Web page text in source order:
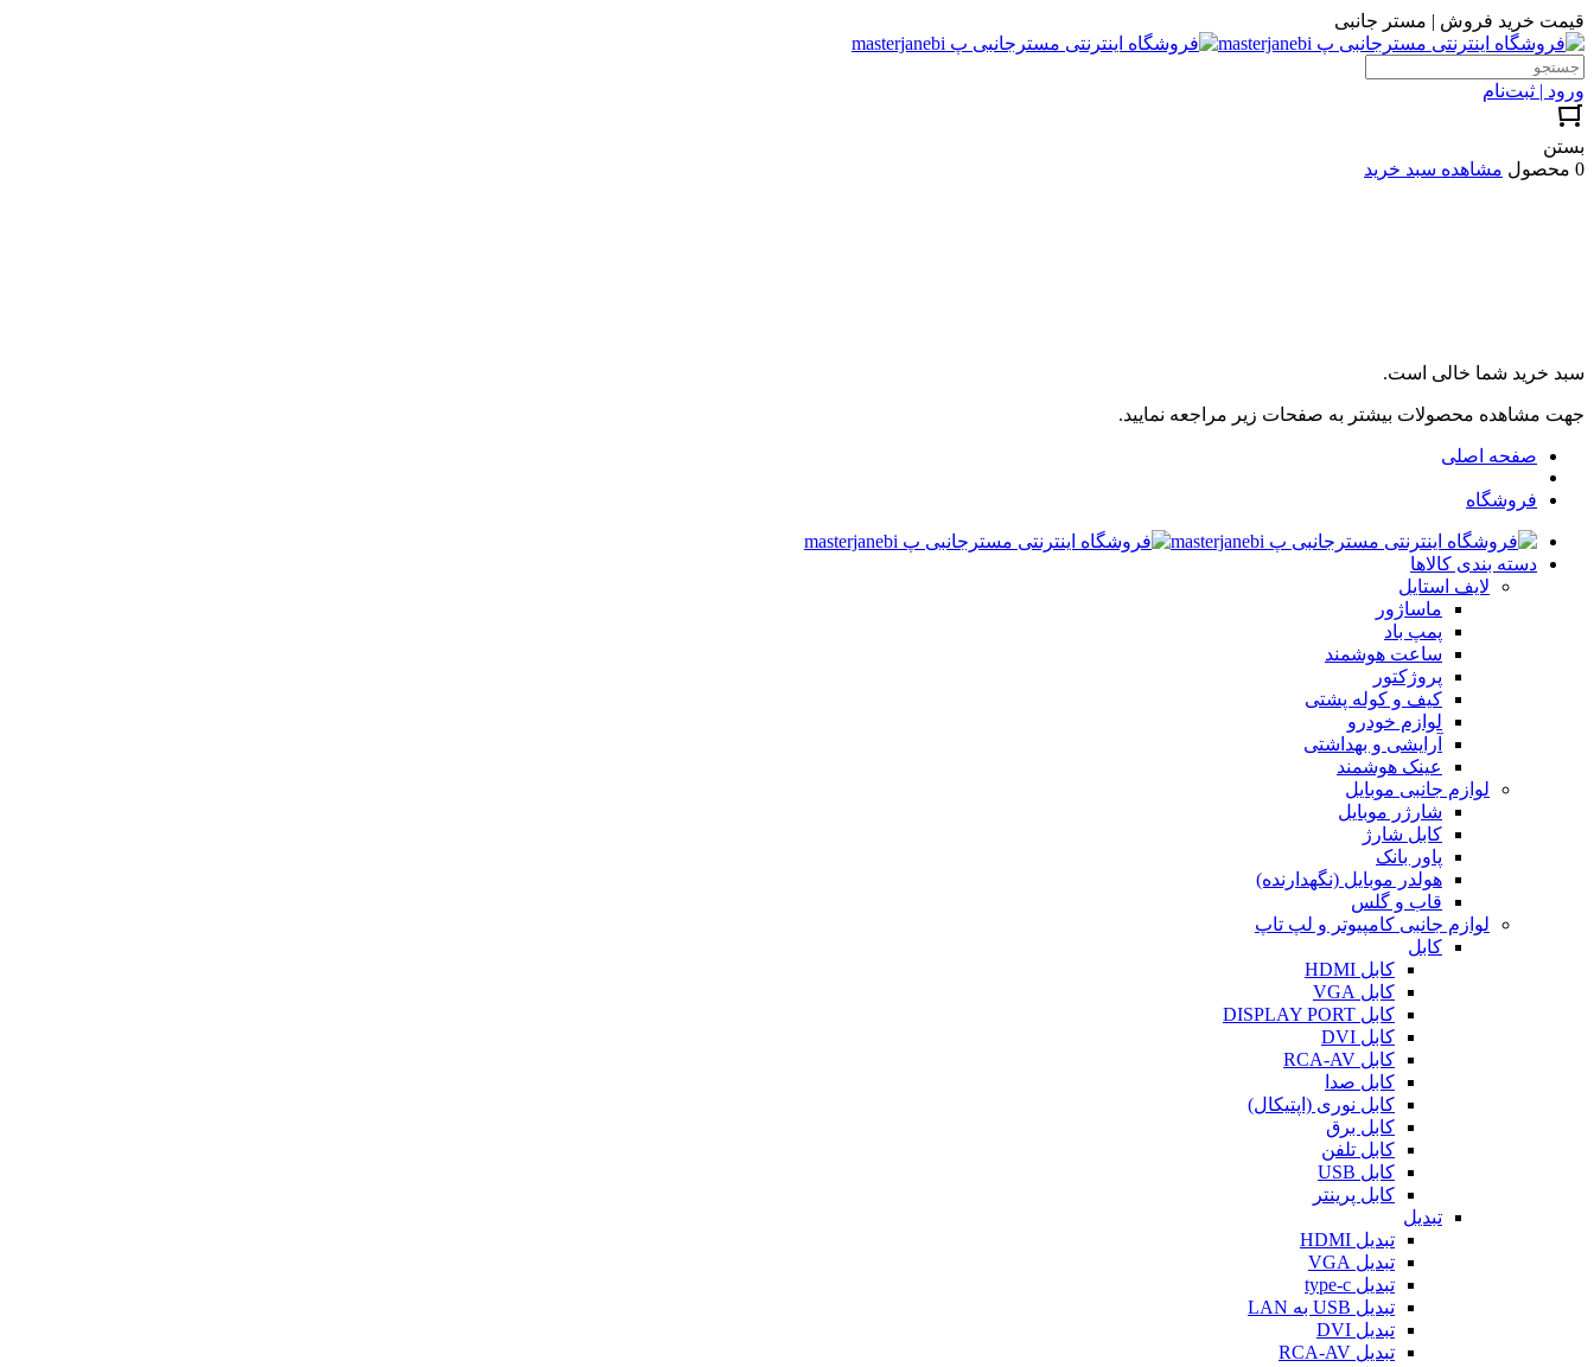
قیمت خرید فروش | مستر جانبی
ورود | ثبت‌نام
بستن
0 محصول
مشاهده سبد خرید
سبد خرید شما خالی است.
جهت مشاهده محصولات بیشتر به صفحات زیر مراجعه نمایید.
صفحه اصلی
فروشگاه
دسته بندی کالاها
لایف استایل
ماساژور
پمپ باد
ساعت هوشمند
پروژکتور
کیف و کوله پشتی
لوازم خودرو
آرایشی و بهداشتی
عینک هوشمند
لوازم جانبی موبایل
شارژر موبایل
کابل شارژ
پاور بانک
هولدر موبایل (نگهدارنده)
قاب و گلس
لوازم جانبی کامپیوتر و لپ تاپ
کابل
کابل HDMI
کابل VGA
کابل DISPLAY PORT
کابل DVI
کابل RCA-AV
کابل صدا
کابل نوری (اپتیکال)
کابل برق
کابل تلفن
کابل USB
کابل پرینتر
تبدیل
تبدیل HDMI
تبدیل VGA
تبدیل type-c
تبدیل USB به LAN
تبدیل DVI
تبدیل RCA-AV